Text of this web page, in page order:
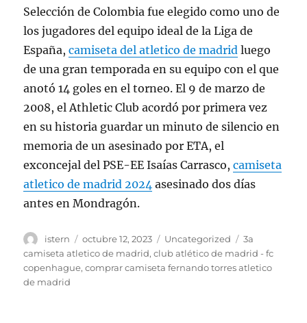
Selección de Colombia fue elegido como uno de
los jugadores del equipo ideal de la Liga de
España,camiseta del atletico de madrid luego
de una gran temporada en su equipo con el que
anotó 14 goles en el torneo. El 9 de marzo de
2008, el Athletic Club acordó por primera vez
en su historia guardar un minuto de silencio en
memoria de un asesinado por ETA, el
exconcejal del PSE-EE Isaías Carrasco,camiseta
atletico de madrid 2024 asesinado dos días
antes en Mondragón.
Autor
istern
Publicado
el
octubre 12, 2023 Categorías
Uncategorized Etiquetas
3a
camiseta atletico de madrid,club atlético de madrid - fc
copenhague,comprar camiseta fernando torres atletico
de madrid